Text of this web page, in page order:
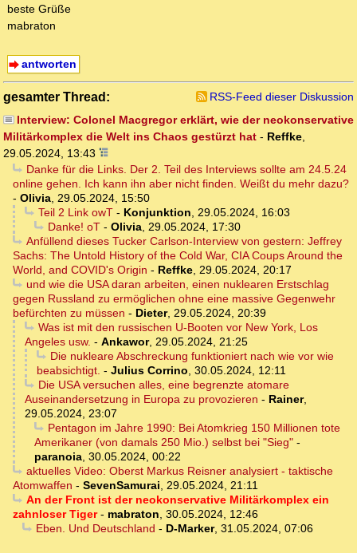
beste Grüße
mabraton
antworten
gesamter Thread:
RSS-Feed dieser Diskussion
Interview: Colonel Macgregor erklärt, wie der neokonservative
Militärkomplex die Welt ins Chaos gestürzt hat - Reffke,
29.05.2024, 13:43
Danke für die Links. Der 2. Teil des Interviews sollte am 24.5.24
online gehen. Ich kann ihn aber nicht finden. Weißt du mehr dazu?
- Olivia, 29.05.2024, 15:50
Teil 2 Link owT- Konjunktion, 29.05.2024, 16:03
Danke! oT- Olivia, 29.05.2024, 17:30
Anfüllend dieses Tucker Carlson-Interview von gestern: Jeffrey
Sachs: The Untold History of the Cold War, CIA Coups Around the
World, and COVID's Origin - Reffke, 29.05.2024, 20:17
und wie die USA daran arbeiten, einen nuklearen Erstschlag
gegen Russland zu ermöglichen ohne eine massive Gegenwehr
befürchten zu müssen - Dieter, 29.05.2024, 20:39
Was ist mit den russischen U-Booten vor New York, Los
Angeles usw. - Ankawor, 29.05.2024, 21:25
Die nukleare Abschreckung funktioniert nach wie vor wie
beabsichtigt. - Julius Corrino, 30.05.2024, 12:11
Die USA versuchen alles, eine begrenzte atomare
Auseinandersetzung in Europa zu provozieren - Rainer,
29.05.2024, 23:07
Pentagon im Jahre 1990: Bei Atomkrieg 150 Millionen tote
Amerikaner (von damals 250 Mio.) selbst bei "Sieg" -
paranoia, 30.05.2024, 00:22
aktuelles Video: Oberst Markus Reisner analysiert - taktische
Atomwaffen - SevenSamurai, 29.05.2024, 21:11
An der Front ist der neokonservative Militärkomplex ein
zahnloser Tiger- mabraton, 30.05.2024, 12:46
Eben. Und Deutschland - D-Marker, 31.05.2024, 07:06